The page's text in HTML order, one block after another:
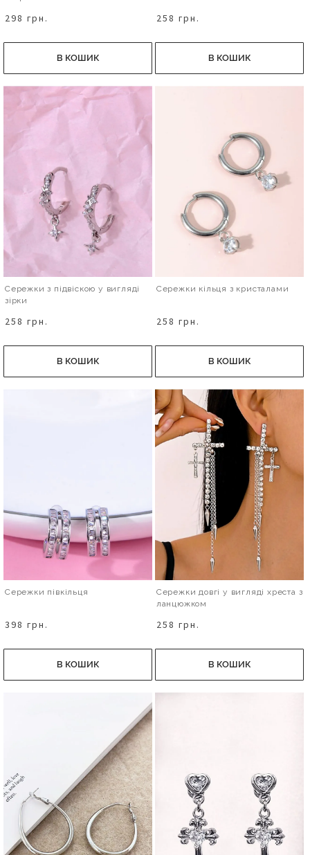
298 грн.
В КОШИК
258 грн.
В КОШИК
Сережки з підвіскою у вигляді
зірки
258 грн.
В КОШИК
Сережки кільця з кристалами
258 грн.
В КОШИК
Сережки півкільця
398 грн.
В КОШИК
Сережки довгі у вигляді хреста з
ланцюжком
258 грн.
В КОШИК